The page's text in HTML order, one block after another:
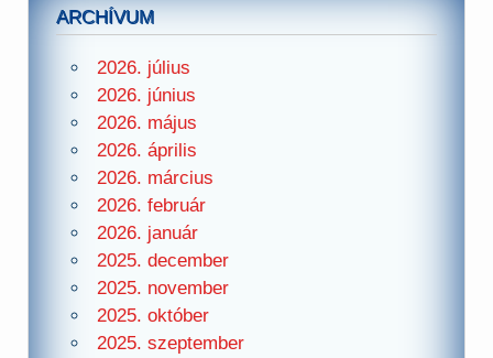
ARCHÍVUM
2026. július
2026. június
2026. május
2026. április
2026. március
2026. február
2026. január
2025. december
2025. november
2025. október
2025. szeptember